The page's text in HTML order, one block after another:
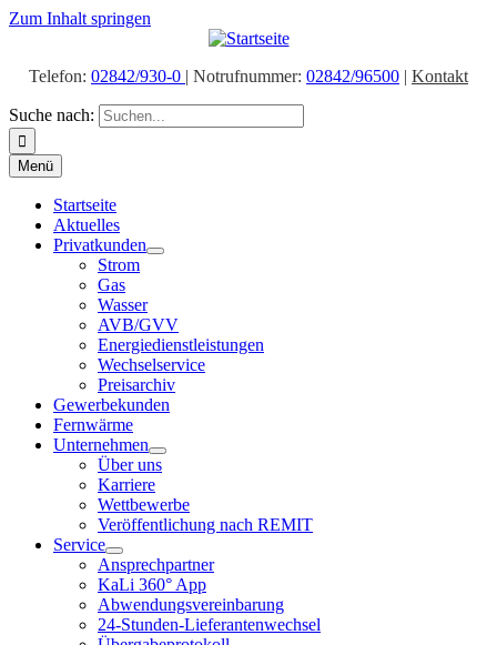
Zum Inhalt springen
Telefon: 02842/930-0 | Notrufnummer: 02842/96500 | Kontakt
Suche nach:
Menü
Startseite
Aktuelles
Privatkunden
Strom
Gas
Wasser
AVB/GVV
Energiedienstleistungen
Wechselservice
Preisarchiv
Gewerbekunden
Fernwärme
Unternehmen
Über uns
Karriere
Wettbewerbe
Veröffentlichung nach REMIT
Service
Ansprechpartner
KaLi 360° App
Abwendungsvereinbarung
24-Stunden-Lieferantenwechsel